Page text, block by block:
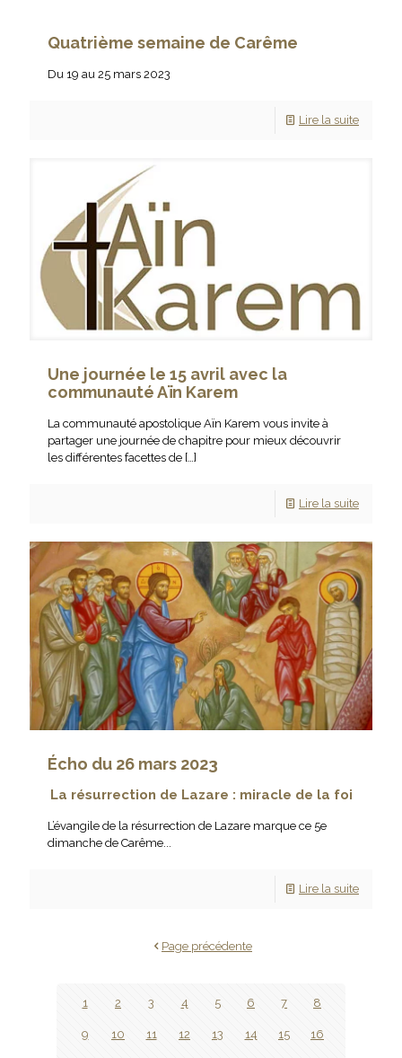
Quatrième semaine de Carême
Du 19 au 25 mars 2023
Lire la suite
Une journée le 15 avril avec la
communauté Aïn Karem
La communauté apostolique Aïn Karem vous invite à
partager une journée de chapitre pour mieux découvrir
les différentes facettes de […]
Lire la suite
Écho du 26 mars 2023
La résurrection de Lazare : miracle de la foi
L’évangile de la résurrection de Lazare marque ce 5e
dimanche de Carême...
Lire la suite
Page précédente
1 2 3 4 5 6 7 8
9 10 11 12 13 14 15 16